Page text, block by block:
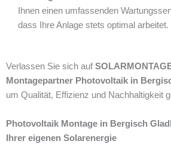
Ihnen einen umfassenden
dass Ihre Anlage stets optimal arbeitet.
Verlassen Sie sich auf
Montagepartner Photovoltaik in
um Qualität, Effizienz und Nachhaltigkeit
Photovoltaik Montage in Bergisch
Ihrer eigenen Solarenergie